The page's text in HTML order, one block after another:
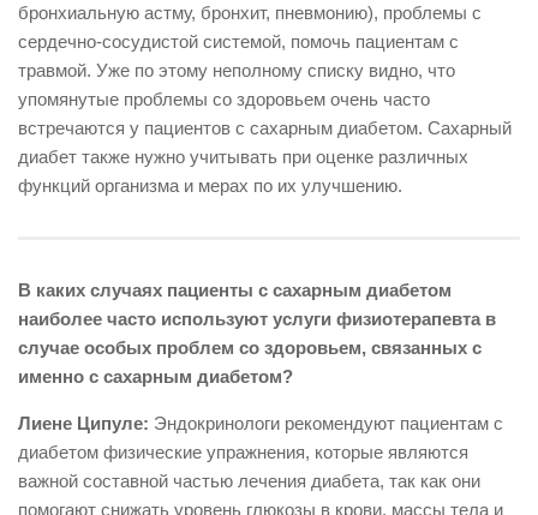
бронхиальную астму, бронхит, пневмонию), проблемы с
сердечно-сосудистой системой, помочь пациентам с
травмой. Уже по этому неполному списку видно, что
упомянутые проблемы со здоровьем очень часто
встречаются у пациентов с сахарным диабетом. Сахарный
диабет также нужно учитывать при оценке различных
функций организма и мерах по их улучшению.
В каких случаях пациенты с сахарным диабетом
наиболее часто используют услуги физиотерапевта в
случае особых проблем со здоровьем, связанных с
именно с сахарным диабетом?
Лиене Ципуле: Эндокринологи рекомендуют пациентам с
диабетом физические упражнения, которые являются
важной составной частью лечения диабета, так как они
помогают снижать уровень глюкозы в крови, массы тела и